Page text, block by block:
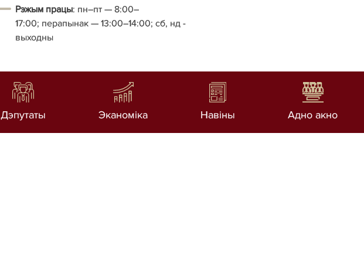
Рэжым працы: пн–пт — 8:00–
17:00; перапынак — 13:00–14:00; сб, нд -
выходны
Дэпутаты Эканоміка Навiны Адно акно